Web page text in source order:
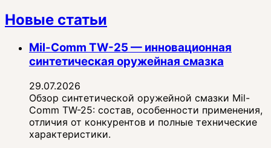
Новые статьи
Mil-Comm TW-25 — инновационная
синтетическая оружейная смазка
29.07.2026
Обзор синтетической оружейной смазки Mil-
Comm TW-25: состав, особенности применения,
отличия от конкурентов и полные технические
характеристики.